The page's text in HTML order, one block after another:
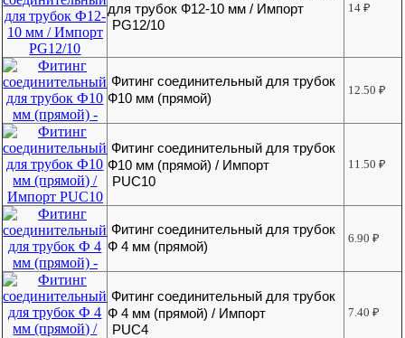
для трубок Ф12-10 мм / Импорт
PG12/10
14₽
Фитинг соединительный для трубок
Ф10 мм (прямой)
12.50₽
Фитинг соединительный для трубок
Ф10 мм (прямой) / Импорт
PUC10
11.50₽
Фитинг соединительный для трубок
Ф 4 мм (прямой)
6.90₽
Фитинг соединительный для трубок
Ф 4 мм (прямой) / Импорт
PUC4
7.40₽